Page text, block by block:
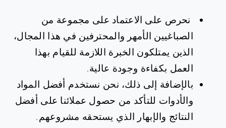
نحرص على الاعتماد على مجموعة من
الصباغيين الأمهر والمحترفين في هذا المجال،
الذين يمتلكون الخبرة اللازمة للقيام بهذا
العمل بكفاءة وجودة عالية.
بالإضافة إلى ذلك، نحن نستخدم أفضل المواد
والأدوات للتأكد من حصول عملائنا على أفضل
النتائج والإبهار الذي يستحقه مشروعهم.